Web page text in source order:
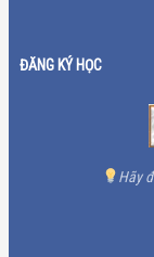
ĐĂNG KÝ HỌC
Hãy